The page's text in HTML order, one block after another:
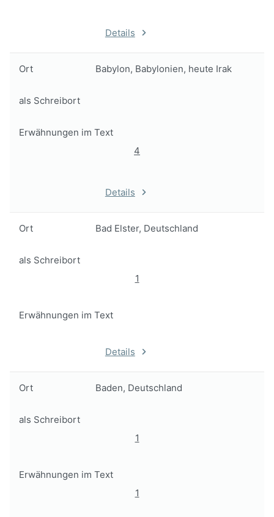
Details
Ort Babylon, Babylonien, heute Irak
als Schreibort
Erwähnungen im Text
4
Details
Ort Bad Elster, Deutschland
als Schreibort
1
Erwähnungen im Text
Details
Ort Baden, Deutschland
als Schreibort
1
Erwähnungen im Text
1